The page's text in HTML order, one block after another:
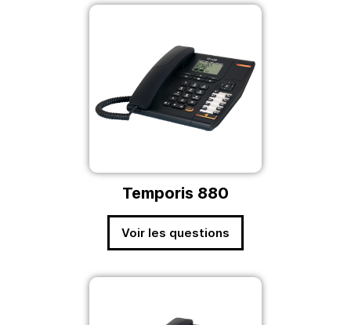
Temporis 880
Voir les questions